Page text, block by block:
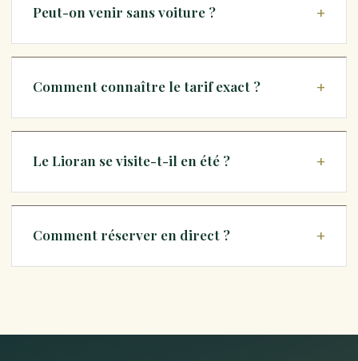
Peut-on venir sans voiture ?
Comment connaître le tarif exact ?
Le Lioran se visite-t-il en été ?
Comment réserver en direct ?